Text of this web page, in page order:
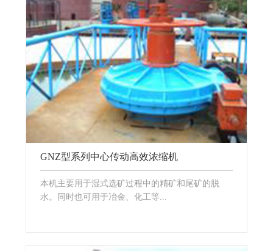
GNZ型系列中心传动高效浓缩机
本机主要用于湿式选矿过程中的精矿和尾矿的脱
水。同时也可用于冶金、化工等...